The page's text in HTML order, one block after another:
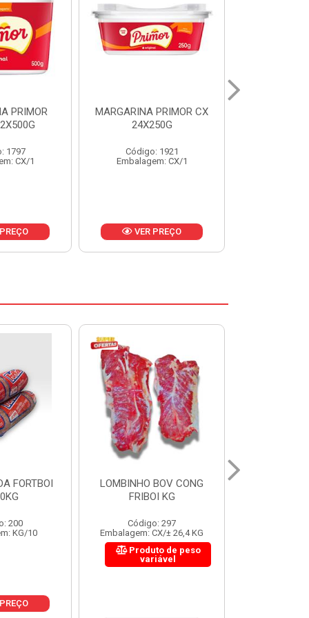
CX
1921
CX/1
MARGARINA DELICIA
CAIXA 24X250G
Código: 6958
Embalagem: CX/1
VER PREÇO
CONG
KG
297
± 26,4 KG
FIGADO BOV CONG FRIBOI
KG
Código: 222
Embalagem: CX/± 30,12 KG
Produto de peso
variável